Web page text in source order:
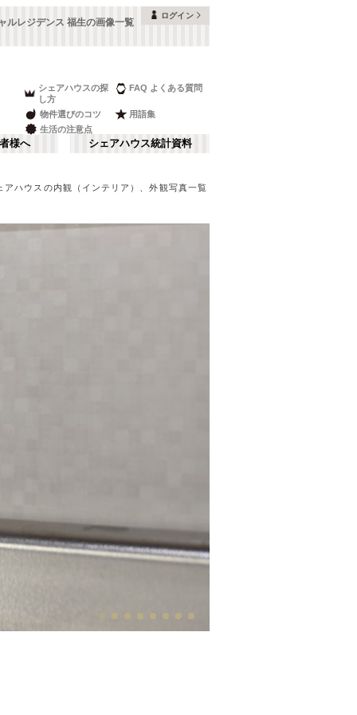
ルレジデンス 福生の画像一覧
ログイン
シェアハウスの探
し方
FAQ よくある質問
物件選びのコツ
用語集
生活の注意点
様へ シェアハウス統計資料
アハウスの内観（インテリア）、外観写真一覧